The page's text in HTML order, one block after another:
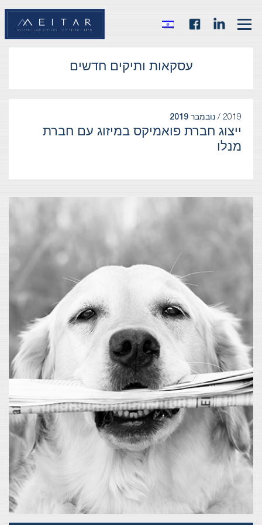
עסקאות ותיקים חדשים
2019 / נובמבר 2019
ייצוג חברת פואמיקס במיזוג עם חברת
מנלו